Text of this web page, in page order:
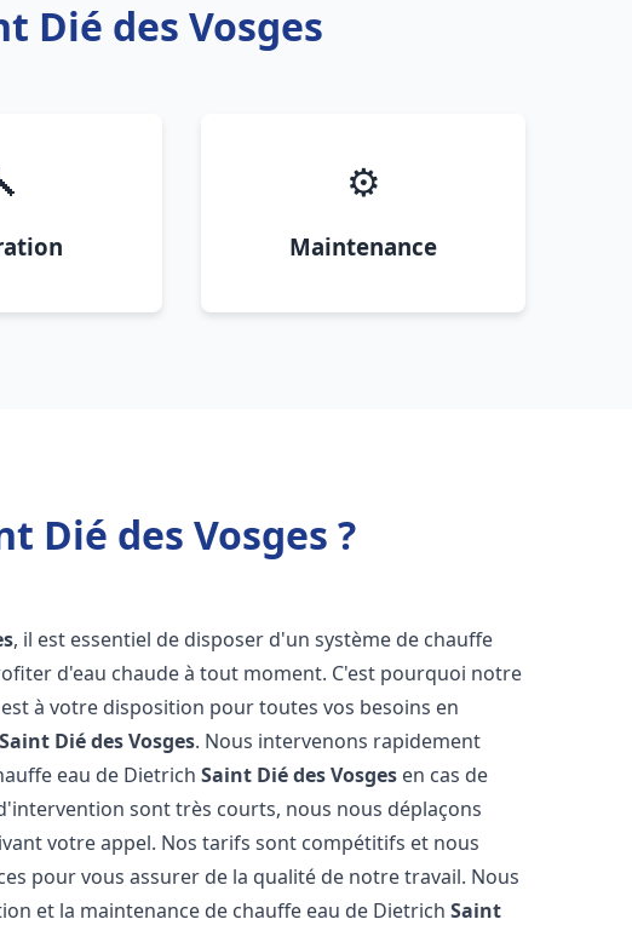
Dié des Vosges
⚙️
Maintenance
Dié des Vosges ?
, il est essentiel de disposer d'un système de chauffe
d'eau chaude à tout moment. C'est pourquoi notre
à votre disposition pour toutes vos besoins en
Saint Dié des Vosges. Nous intervenons rapidement
eau de DietrichSaint Dié des Vosges en cas de
sont très courts, nous nous déplaçons
votre appel. Nos tarifs sont compétitifs et nous
pour vous assurer de la qualité de notre travail. Nous
et la maintenance de chauffe eau de DietrichSaint